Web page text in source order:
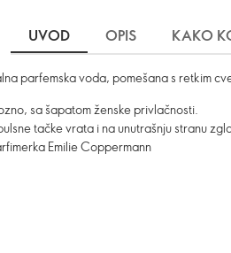
UVOD OPIS KAKO
parfemska voda, pomešana s retkim
sa šapatom ženske privlačnosti.
tačke vrata i na unutrašnju stranu
Emilie Coppermann